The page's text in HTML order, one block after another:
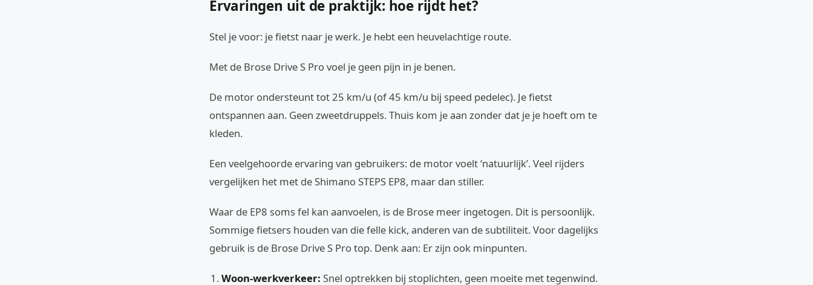
Ervaringen uit de praktijk: hoe rijdt het?
Stel je voor: je fietst naar je werk. Je hebt een heuvelachtige route.
Met de Brose Drive S Pro voel je geen pijn in je benen.
De motor ondersteunt tot 25 km/u (of 45 km/u bij speed pedelec). Je fietst
ontspannen aan. Geen zweetdruppels. Thuis kom je aan zonder dat je je hoeft om te
kleden.
Een veelgehoorde ervaring van gebruikers: de motor voelt ‘natuurlijk’. Veel rijders
vergelijken het met de Shimano STEPS EP8, maar dan stiller.
Waar de EP8 soms fel kan aanvoelen, is de Brose meer ingetogen. Dit is persoonlijk.
Sommige fietsers houden van die felle kick, anderen van de subtiliteit. Voor dagelijks
gebruik is de Brose Drive S Pro top. Denk aan: Er zijn ook minpunten.
Woon-werkverkeer: Snel optrekken bij stoplichten, geen moeite met tegenwind.